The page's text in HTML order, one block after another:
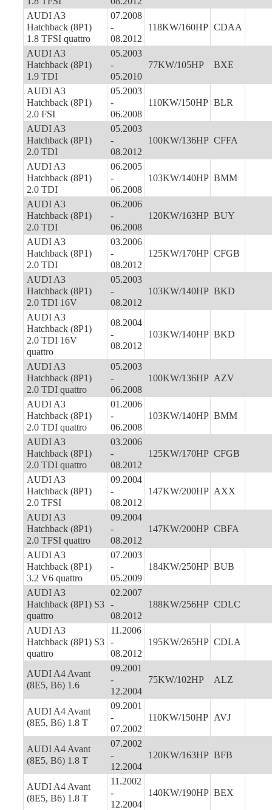
AUDI A3
Hatchback (8P1)
1.8 TFSI quattro
07.2008
-
08.2012
118KW/160HP CDAA
AUDI A3
Hatchback (8P1)
1.9 TDI
05.2003
-
05.2010
77KW/105HP BXE
AUDI A3
Hatchback (8P1)
2.0 FSI
05.2003
-
06.2008
110KW/150HP BLR
AUDI A3
Hatchback (8P1)
2.0 TDI
05.2003
-
08.2012
100KW/136HP CFFA
AUDI A3
Hatchback (8P1)
2.0 TDI
06.2005
-
06.2008
103KW/140HP BMM
AUDI A3
Hatchback (8P1)
2.0 TDI
06.2006
-
06.2008
120KW/163HP BUY
AUDI A3
Hatchback (8P1)
2.0 TDI
03.2006
-
08.2012
125KW/170HP CFGB
AUDI A3
Hatchback (8P1)
2.0 TDI 16V
05.2003
-
08.2012
103KW/140HP BKD
AUDI A3
Hatchback (8P1)
2.0 TDI 16V
quattro
08.2004
-
08.2012
103KW/140HP BKD
AUDI A3
Hatchback (8P1)
2.0 TDI quattro
05.2003
-
06.2008
100KW/136HP AZV
AUDI A3
Hatchback (8P1)
2.0 TDI quattro
01.2006
-
06.2008
103KW/140HP BMM
AUDI A3
Hatchback (8P1)
2.0 TDI quattro
03.2006
-
08.2012
125KW/170HP CFGB
AUDI A3
Hatchback (8P1)
2.0 TFSI
09.2004
-
08.2012
147KW/200HP AXX
AUDI A3
Hatchback (8P1)
2.0 TFSI quattro
09.2004
-
08.2012
147KW/200HP CBFA
AUDI A3
Hatchback (8P1)
3.2 V6 quattro
07.2003
-
05.2009
184KW/250HP BUB
AUDI A3
Hatchback (8P1) S3
quattro
02.2007
-
08.2012
188KW/256HP CDLC
AUDI A3
Hatchback (8P1) S3
quattro
11.2006
-
08.2012
195KW/265HP CDLA
AUDI A4 Avant
(8E5, B6) 1.6
09.2001
-
12.2004
75KW/102HP ALZ
AUDI A4 Avant
(8E5, B6) 1.8 T
09.2001
-
07.2002
110KW/150HP AVJ
AUDI A4 Avant
(8E5, B6) 1.8 T
07.2002
-
12.2004
120KW/163HP BFB
AUDI A4 Avant
(8E5, B6) 1.8 T
11.2002
-
12.2004
140KW/190HP BEX